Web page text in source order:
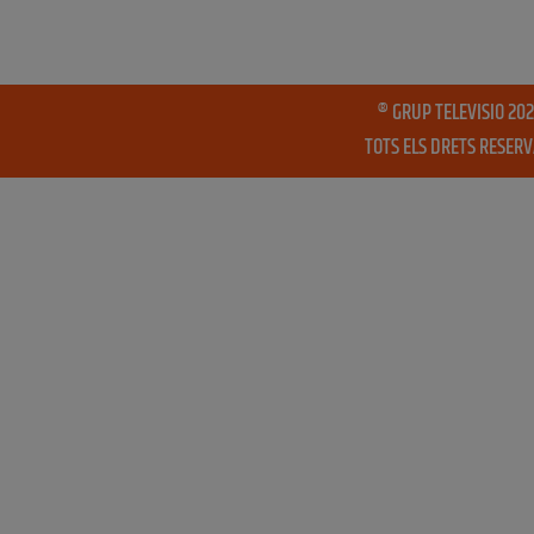
® GRUP TELEVISIO
TOTS ELS DRETS